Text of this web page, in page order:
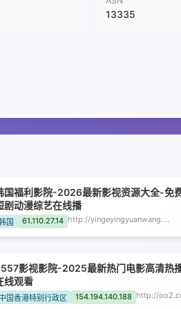
13335
国福利影院-2026最新影视资源大全-免
剧动漫综艺在线播
国 61.110.27.14 http://yingeyingyuanwang.priestfox.com
影视影院-2025最新热门电影高清热
线观看
国香港特别行政区 154.194.140.188 http://